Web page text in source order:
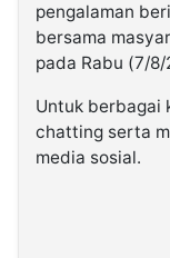
pengalaman
bersama
pada Rabu (7/
Untuk berbagai
chatting serta
media sosial.